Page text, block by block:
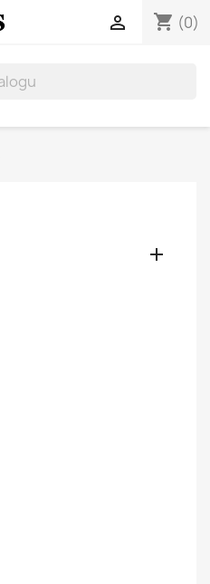
shopping_cart (0)

